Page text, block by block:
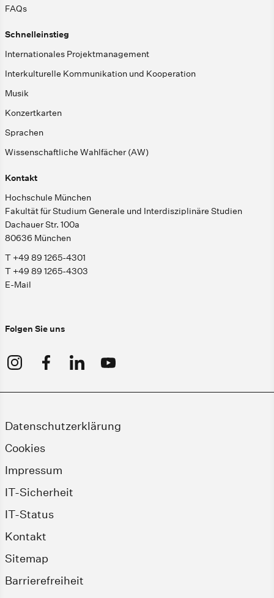
FAQs
Schnelleinstieg
Internationales Projektmanagement
Interkulturelle Kommunikation und Kooperation
Musik
Konzertkarten
Sprachen
Wissenschaftliche Wahlfächer (AW)
Kontakt
Hochschule München
Fakultät für Studium Generale und Interdisziplinäre Studien
Dachauer Str. 100a
80636 München
T +49 89 1265-4301
T +49 89 1265-4303
E-Mail
Folgen Sie uns
Datenschutzerklärung
Cookies
Impressum
IT-Sicherheit
IT-Status
Kontakt
Sitemap
Barrierefreiheit